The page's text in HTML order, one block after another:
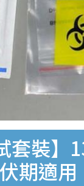
套裝
期適用